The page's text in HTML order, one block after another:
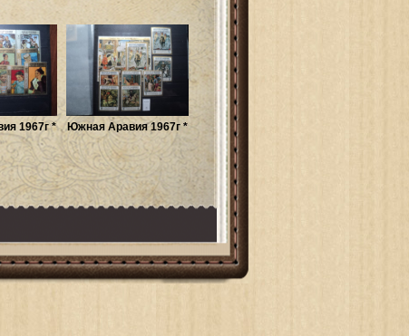
1967г * Южная Аравия 1967г *